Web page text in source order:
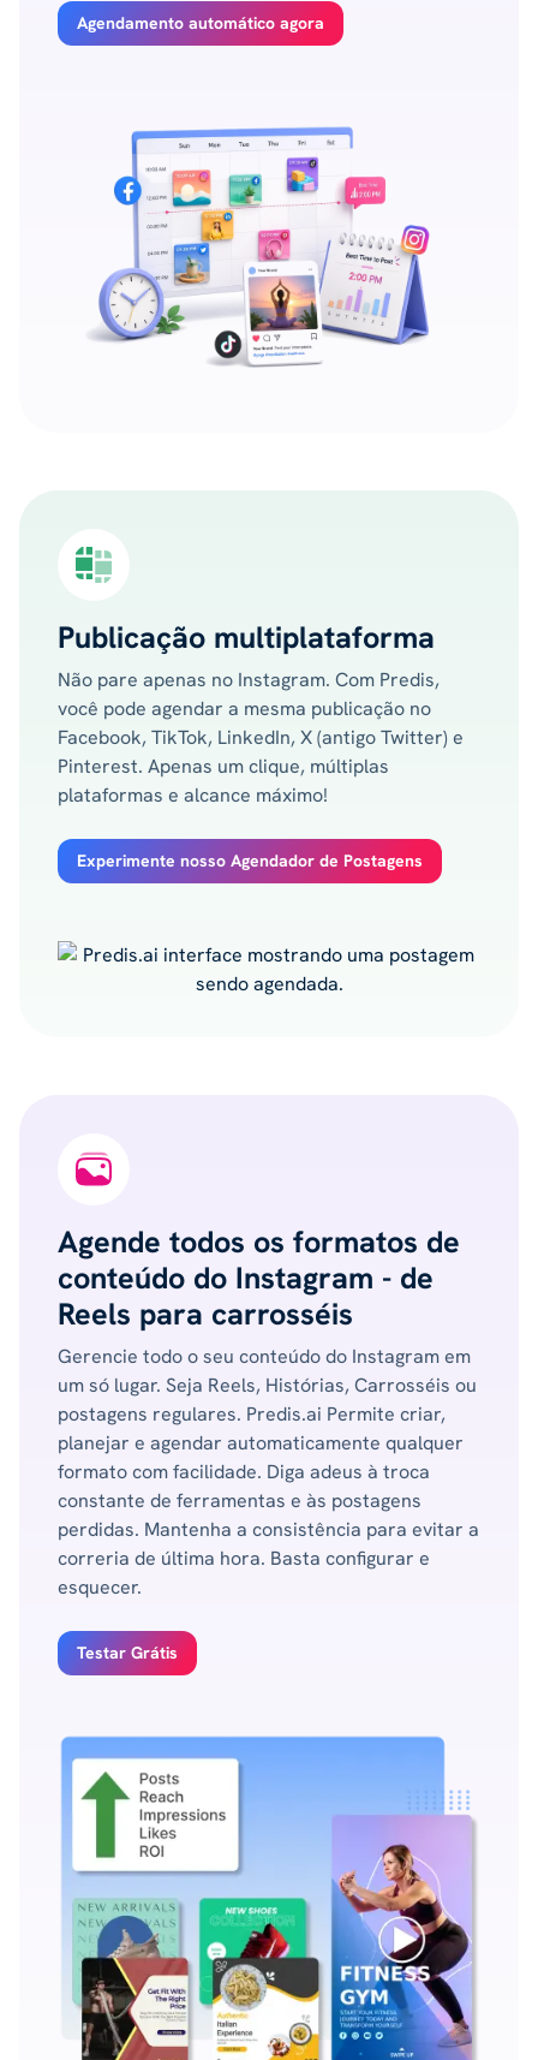
Agendamento automático agora
Publicação multiplataforma
Não pare apenas no Instagram. Com Predis,
você pode agendar a mesma publicação no
Facebook, TikTok, LinkedIn, X (antigo Twitter) e
Pinterest. Apenas um clique, múltiplas
plataformas e alcance máximo!
Experimente nosso Agendador de Postagens
Agende todos os formatos de
conteúdo do Instagram - de
Reels para carrosséis
Gerencie todo o seu conteúdo do Instagram em
um só lugar. Seja Reels, Histórias, Carrosséis ou
postagens regulares. Predis.ai Permite criar,
planejar e agendar automaticamente qualquer
formato com facilidade. Diga adeus à troca
constante de ferramentas e às postagens
perdidas. Mantenha a consistência para evitar a
correria de última hora. Basta configurar e
esquecer.
Testar Grátis